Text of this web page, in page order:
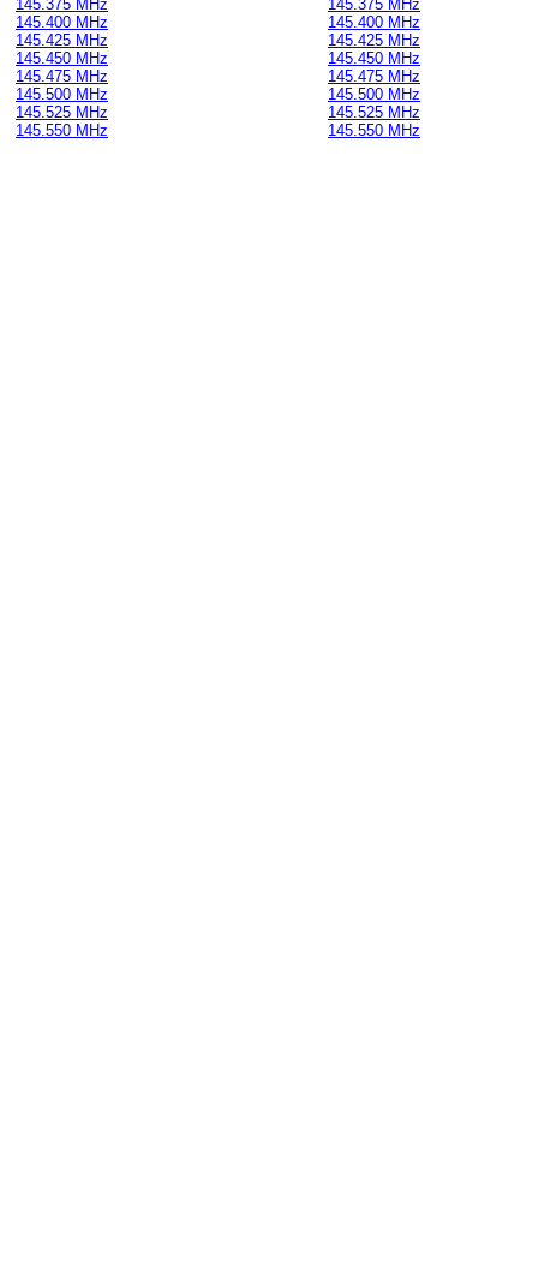
145.375 MHz
145.400 MHz
145.425 MHz
145.450 MHz
145.475 MHz
145.500 MHz
145.525 MHz
145.550 MHz
145.375 MHz
145.400 MHz
145.425 MHz
145.450 MHz
145.475 MHz
145.500 MHz
145.525 MHz
145.550 MHz